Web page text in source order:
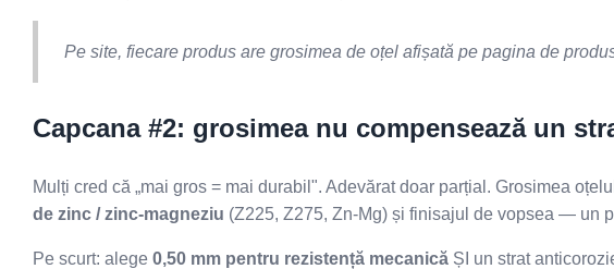
Pe site, fiecare produs are grosimea de oțel afișată pe pagina de
Capcana #2: grosimea nu compensează un
Mulți cred că „mai gros = mai durabil". Adevărat doar parțial. Grosimea
de zinc / zinc-magneziu (Z225, Z275, Zn-Mg) și finisajul de vopsea — un
Pe scurt: alege 0,50 mm pentru rezistență mecanică ȘI un strat